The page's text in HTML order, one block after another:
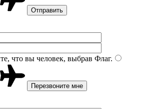
что вы человек, выбрав Флаг.